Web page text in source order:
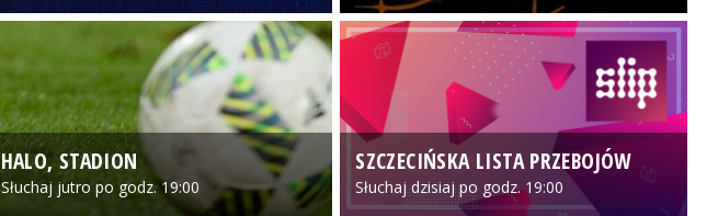
HALO, STADION
Słuchaj jutro po godz. 19:00
SZCZECIŃSKA LISTA PRZEBOJÓW
Słuchaj dzisiaj po godz. 19:00